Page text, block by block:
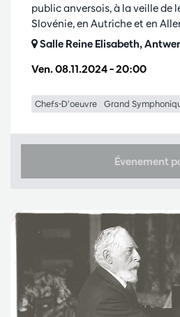
Ven. 08.11.2024– 20:00
public anversois, à la veille de
Slovénie, en Autriche et en
Salle Reine Elisabeth,
Chefs-D’oeuvre Grand
Évenement